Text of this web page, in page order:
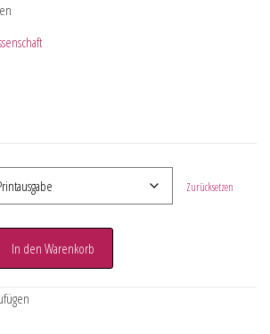
Zurücksetzen
In den Warenkorb